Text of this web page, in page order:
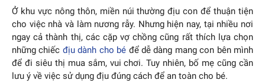
Ở khu vực nông thôn, miền núi thường địu con để thuận tiện
cho việc nhà và làm nương rẫy. Nhưng hiện nay, tại nhiều nơi
ngay cả thành thị, các cặp vợ chồng cũng rất thích lựa chọn
những chiếc địu dành cho bé để dễ dàng mang con bên mình
để đi siêu thị mua sắm, vui chơi. Tuy nhiên, bố mẹ cũng cần
lưu ý về việc sử dụng địu đúng cách để an toàn cho bé.